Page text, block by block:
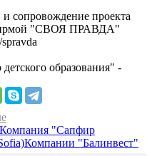
сопровождение проекта
"СВОЯ ПРАВДА"
образования" -
Компания "Сапфир
Компании "Балинвест"